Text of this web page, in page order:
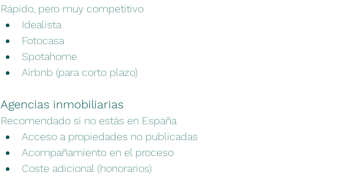
Rápido, pero muy competitivo
Idealista
Fotocasa
Spotahome
Airbnb (para corto plazo)
Agencias inmobiliarias
Recomendado si no estás en España
Acceso a propiedades no publicadas
Acompañamiento en el proceso
Coste adicional (honorarios)